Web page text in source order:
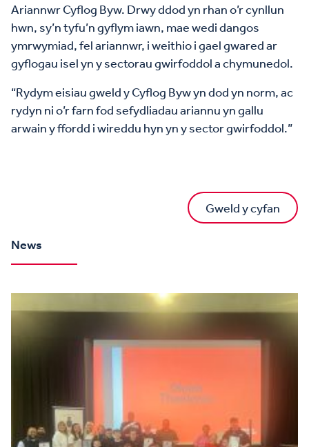
Ariannwr Cyflog Byw. Drwy ddod yn rhan o’r cynllun
hwn, sy’n tyfu’n gyflym iawn, mae wedi dangos
ymrwymiad, fel ariannwr, i weithio i gael gwared ar
gyflogau isel yn y sectorau gwirfoddol a chymunedol.
“Rydym eisiau gweld y Cyflog Byw yn dod yn norm, ac
rydyn ni o’r farn fod sefydliadau ariannu yn gallu
arwain y ffordd i wireddu hyn yn y sector gwirfoddol.”
News
Gweld y cyfan